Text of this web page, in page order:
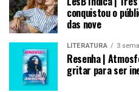
conquistou o
das nove
LITERATURA 3
Resenha |
gritar para ser